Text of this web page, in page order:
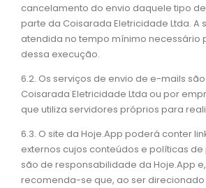
cancelamento do envio daquele tipo
parte da Coisarada Eletricidade Ltda. A
atendida no tempo mínimo necessário
dessa execução.
6.2. Os serviços de envio de e-mails
Coisarada Eletricidade Ltda ou por
que utiliza servidores próprios para
6.3. O site da Hoje.App poderá conter
externos cujos conteúdos e políticas
são de responsabilidade da Hoje.App
recomenda-se que, ao ser direcionado